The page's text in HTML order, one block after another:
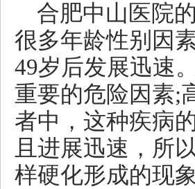
合肥中山医院
很多年龄性别因
49岁后发展迅速
重要的危险因素;
者中，这种疾病
且进展迅速，所
样硬化形成的现